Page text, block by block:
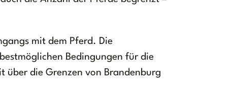
mit dem Pferd. Die
Bedingungen für die
über die Grenzen von Brandenburg